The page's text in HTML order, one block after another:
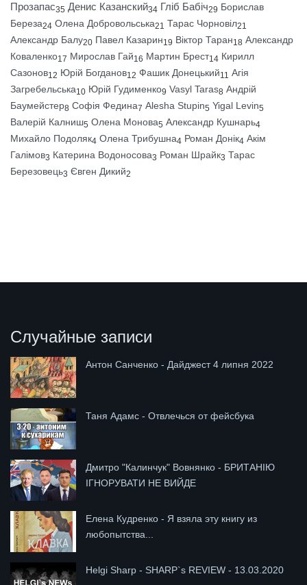
Прозапас35 Денис Казанский34 Гліб Бабіч29 Борислав
Береза24 Олена Добровольська21 Тарас Чорновіл21
Александр Балу20 Павел Казарин19 Віктор Таран18 Александр
Коваленко17 Мирослав Гай16 Мартин Брест14 Кирилл
Сазонов12 Юрій Богданов12 Фашик Донецький11 Агія
Загребельська10 Юрій Гудименко9 Vasyl Taras8 Андрій
Баумейстер8 Софія Федина7 Alesha Stupin5 Yigal Levin5
Валерій Калниш5 Олена Монова5 Александр Кушнарь4
Михайло Подоляк4 Олена Трибушна4 Роман Донік4 Акім
Галімов3 Катерина Водоносова3 Роман Шрайк3 Тарас
Березовець3 Євген Дикий2
Случайные записи
Антон Санченко - Дайджест 4 липня 2022
Таня Адамс - Отвлечься от фейсбука
Дмитро "Калинчук" Вовнянко - БРИТАНІЮ
ІГНОРУВАТИ НЕ ВИЙДЕ
Елена Кудренко - Я взяла эту книгу из
любопытства...
Helgi Sharp - SHARP`s REVIEW - 13.03.2020